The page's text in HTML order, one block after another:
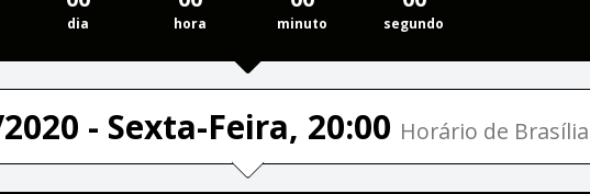
dia hora minuto segundo
- Sexta-Feira, 20:00 Horário de Brasília